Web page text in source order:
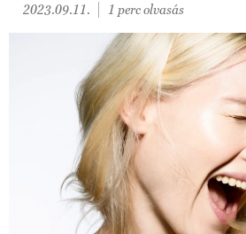
2023.09.11. 1 perc olvasás